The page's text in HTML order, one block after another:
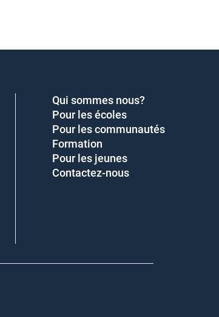
Qui sommes nous?
Pour les écoles
Pour les communautés
Formation
Pour les jeunes
Contactez-nous